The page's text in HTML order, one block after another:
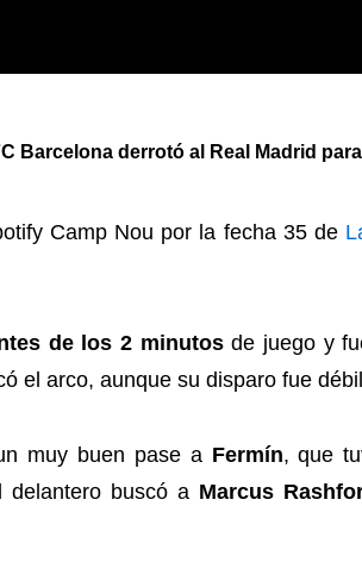
Barcelona derrotó al Real Madrid
Camp Nou por la fecha 35 de
de los 2 minutosde juego y
el arco, aunque su disparo fue
muy buen pase a Fermín, que
delantero buscó a Marcus